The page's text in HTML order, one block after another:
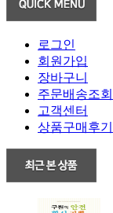
로그인
회원가입
장바구니
주문배송조회
고객센터
상품구매후기